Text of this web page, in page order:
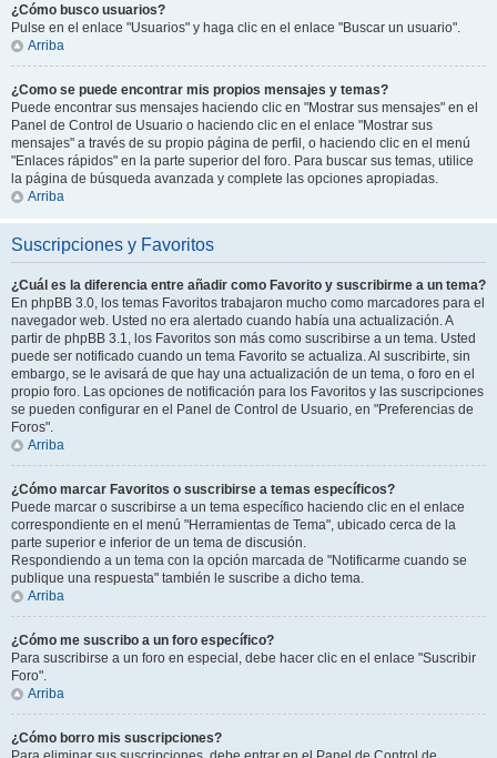
¿Cómo busco usuarios?
Pulse en el enlace "Usuarios" y haga clic en el enlace "Buscar un usuario".
Arriba
¿Como se puede encontrar mis propios mensajes y temas?
Puede encontrar sus mensajes haciendo clic en "Mostrar sus mensajes" en el
Panel de Control de Usuario o haciendo clic en el enlace "Mostrar sus
mensajes" a través de su propio página de perfil, o haciendo clic en el menú
"Enlaces rápidos" en la parte superior del foro. Para buscar sus temas, utilice
la página de búsqueda avanzada y complete las opciones apropiadas.
Arriba
Suscripciones y Favoritos
¿Cuál es la diferencia entre añadir como Favorito y suscribirme a un tema?
En phpBB 3.0, los temas Favoritos trabajaron mucho como marcadores para el
navegador web. Usted no era alertado cuando había una actualización. A
partir de phpBB 3.1, los Favoritos son más como suscribirse a un tema. Usted
puede ser notificado cuando un tema Favorito se actualiza. Al suscribirte, sin
embargo, se le avisará de que hay una actualización de un tema, o foro en el
propio foro. Las opciones de notificación para los Favoritos y las suscripciones
se pueden configurar en el Panel de Control de Usuario, en "Preferencias de
Foros".
Arriba
¿Cómo marcar Favoritos o suscribirse a temas específicos?
Puede marcar o suscribirse a un tema específico haciendo clic en el enlace
correspondiente en el menú "Herramientas de Tema", ubicado cerca de la
parte superior e inferior de un tema de discusión.
Respondiendo a un tema con la opción marcada de "Notificarme cuando se
publique una respuesta" también le suscribe a dicho tema.
Arriba
¿Cómo me suscribo a un foro específico?
Para suscribirse a un foro en especial, debe hacer clic en el enlace "Suscribir
Foro".
Arriba
¿Cómo borro mis suscripciones?